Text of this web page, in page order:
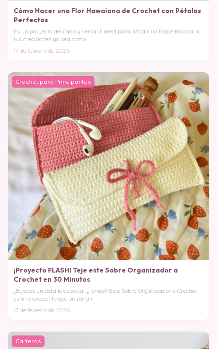
Cómo Hacer una Flor Hawaiana de Crochet con Pétalos
Perfectos
Es un proyecto delicado y versátil, ideal para añadir un toque tropical a
tus creaciones ya sea como
17 de febrero de 2026
Crochet para Principantes
¡Proyecto FLASH! Teje este Sobre Organizador a
Crochet en 30 Minutos
¿Buscas un detalle especial y único? Este Sobre Organizador a Crochet
es una excelente opción para r
17 de febrero de 2026
Carteras